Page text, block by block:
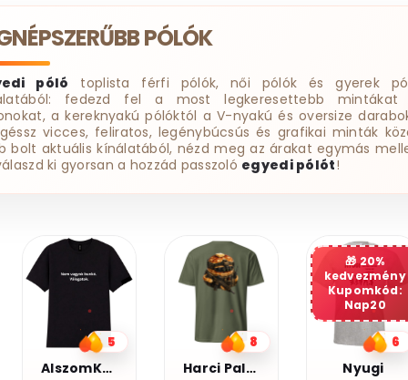
PÓLÓK
póló toplista férfi pólók, női pólók és gyerek
fedezd fel a most legkeresettebb mintákat
a kereknyakú pólóktól a V-nyakú és oversize
vicces, feliratos, legénybúcsús és grafikai minták
bolt aktuális kínálatából, nézd meg az árakat egymás
ki gyorsan a hozzád passzoló egyedi pólót!
8
Harci Palacsinta - Grafikus Unisex Póló
20%
kedvezmény
Kupomkód:
Nap20
6
Nyugi
3